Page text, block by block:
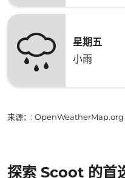
星期五
小雨
来源： : OpenWeatherMap.org
探索 Scoot 的首